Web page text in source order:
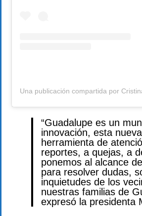
“Guadalupe es un
innovación, esta nueva
herramienta de
reportes, a quejas, a
ponemos al alcance
para resolver dudas,
inquietudes de los
nuestras familias de
expresó la presidenta